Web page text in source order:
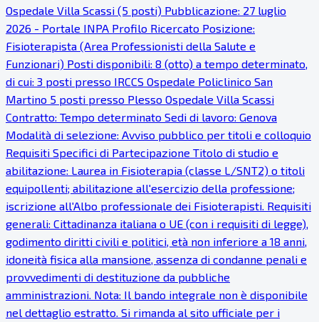
Ospedale Villa Scassi (5 posti) Pubblicazione: 27 luglio
2026 - Portale INPA Profilo Ricercato Posizione:
Fisioterapista (Area Professionisti della Salute e
Funzionari) Posti disponibili: 8 (otto) a tempo determinato,
di cui: 3 posti presso IRCCS Ospedale Policlinico San
Martino 5 posti presso Plesso Ospedale Villa Scassi
Contratto: Tempo determinato Sedi di lavoro: Genova
Modalità di selezione: Avviso pubblico per titoli e colloquio
Requisiti Specifici di Partecipazione Titolo di studio e
abilitazione: Laurea in Fisioterapia (classe L/SNT2) o titoli
equipollenti; abilitazione all'esercizio della professione;
iscrizione all'Albo professionale dei Fisioterapisti. Requisiti
generali: Cittadinanza italiana o UE (con i requisiti di legge),
godimento diritti civili e politici, età non inferiore a 18 anni,
idoneità fisica alla mansione, assenza di condanne penali e
provvedimenti di destituzione da pubbliche
amministrazioni. Nota: Il bando integrale non è disponibile
nel dettaglio estratto. Si rimanda al sito ufficiale per i